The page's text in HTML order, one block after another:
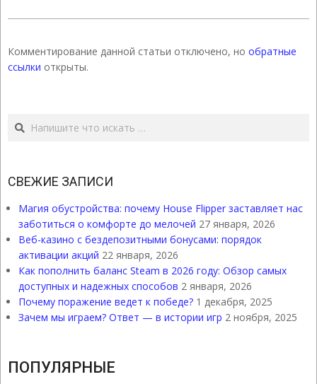
Комментирование данной статьи отключено, но обратные
ссылки открыты.
Поиск
СВЕЖИЕ ЗАПИСИ
Магия обустройства: почему House Flipper заставляет нас
заботиться о комфорте до мелочей 27 января, 2026
Веб-казино с бездепозитными бонусами: порядок
активации акций 22 января, 2026
Как пополнить баланс Steam в 2026 году: Обзор самых
доступных и надежных способов 2 января, 2026
Почему поражение ведет к победе? 1 декабря, 2025
Зачем мы играем? Ответ — в истории игр 2 ноября, 2025
ПОПУЛЯРНЫЕ